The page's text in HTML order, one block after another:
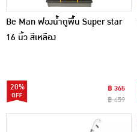
Be Man ฟองน้ำถูพื้น Super star
16 นิ้ว สีเหลือง
20%
฿ 365
฿ 459